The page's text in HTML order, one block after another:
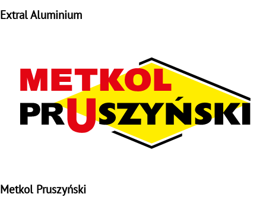
Extral Aluminium
Metkol Pruszyński